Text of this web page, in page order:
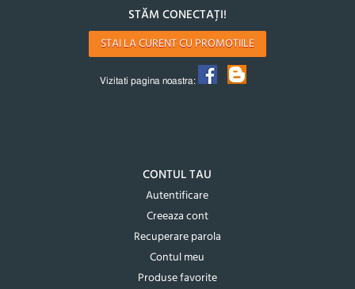
STĂM CONECTAȚI!
STAI LA CURENT CU PROMOTIILE
Vizitati pagina noastra:
CONTUL TAU
Autentificare
Creeaza cont
Recuperare parola
Contul meu
Produse favorite